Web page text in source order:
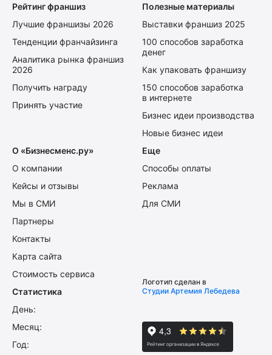
Рейтинг франшиз
Лучшие франшизы 2026
Тенденции франчайзинга
Аналитика рынка франшиз
2026
Получить награду
Принять участие
Полезные материалы
Выставки франшиз 2025
100 способов заработка
денег
Как упаковать франшизу
150 способов заработка
в интернете
Бизнес идеи производства
Новые бизнес идеи
О «Бизнесменс.ру»
О компании
Кейсы и отзывы
Мы в СМИ
Партнеры
Контакты
Карта сайта
Стоимость сервиса
Еще
Способы оплаты
Реклама
Для СМИ
Статистика
День:
Месяц:
Год:
Логотип сделан в
Студии Артемия Лебедева